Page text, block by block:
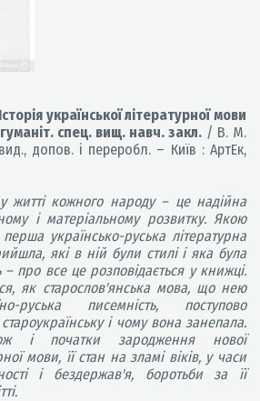
української літературної мови
спец. вищ. навч. закл. / В. М.
допов. і переробл. – Київ : АртЕк,
житті кожного народу – це надійна
і матеріальному розвитку. Якою
українсько-руська літературна
які в ній були стилі і яка була
– про все це розповідається у книжці.
як старослов'янська мова, що нею
руська писемність, поступово
і чому вона занепала.
і початки зародження нової
мови, її стан на зламі віків, у часи
і бездержав'я, боротьби за її